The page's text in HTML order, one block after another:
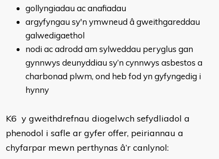
gollyngiadau ac anafiadau
argyfyngau sy'n ymwneud â gweithgareddau
galwedigaethol
nodi ac adrodd am sylweddau peryglus gan
gynnwys deunyddiau sy’n cynnwys asbestos a
charbonad plwm, ond heb fod yn gyfyngedig i
hynny
K6 y gweithdrefnau diogelwch sefydliadol a
phenodol i safle ar gyfer offer, peiriannau a
chyfarpar mewn perthynas â’r canlynol: